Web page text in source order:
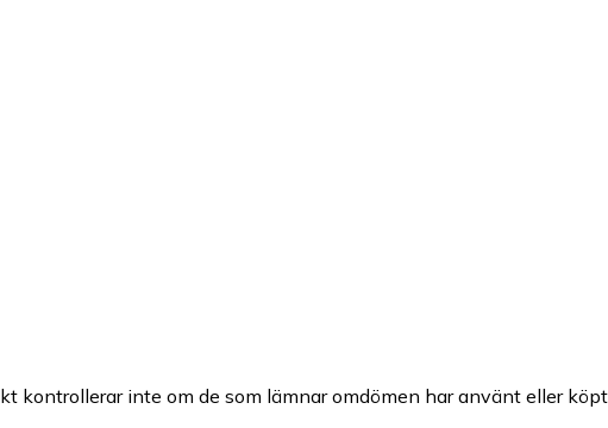
kontrollerar inte om de som lämnar omdömen har använt eller